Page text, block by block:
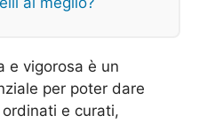
e vigorosa è un
per poter dare
ordinati e curati,